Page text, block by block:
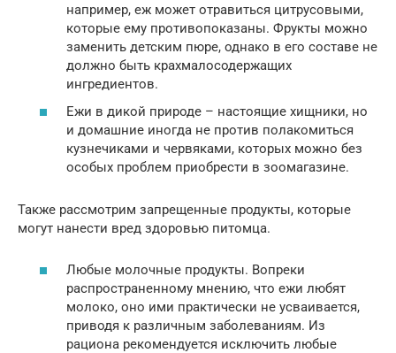
например, еж может отравиться цитрусовыми,
которые ему противопоказаны. Фрукты можно
заменить детским пюре, однако в его составе не
должно быть крахмалосодержащих
ингредиентов.
Ежи в дикой природе – настоящие хищники, но
и домашние иногда не против полакомиться
кузнечиками и червяками, которых можно без
особых проблем приобрести в зоомагазине.
Также рассмотрим запрещенные продукты, которые
могут нанести вред здоровью питомца.
Любые молочные продукты. Вопреки
распространенному мнению, что ежи любят
молоко, оно ими практически не усваивается,
приводя к различным заболеваниям. Из
рациона рекомендуется исключить любые